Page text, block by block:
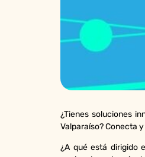
¿Tienes soluciones
Valparaíso? Conecta
¿A qué está dirigido